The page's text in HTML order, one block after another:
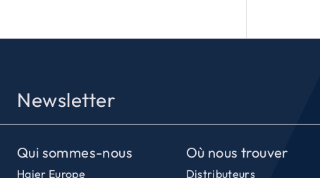
Newsletter
Qui sommes-nous
Haier Europe
Où nous trouver
Distributeurs